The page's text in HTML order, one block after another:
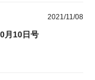
2021/11/08
月10日号